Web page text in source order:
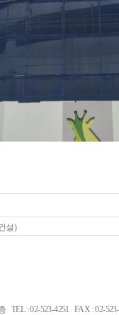
설)
TEL : 02-523-4251 FAX : 02-